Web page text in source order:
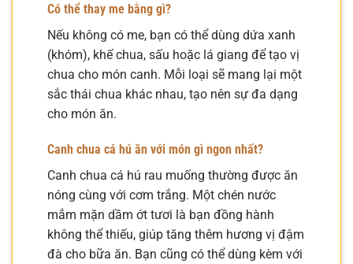
Có thể thay me bằng gì?
Nếu không có me, bạn có thể dùng dứa xanh
(khóm), khế chua, sấu hoặc lá giang để tạo vị
chua cho món canh. Mỗi loại sẽ mang lại một
sắc thái chua khác nhau, tạo nên sự đa dạng
cho món ăn.
Canh chua cá hú ăn với món gì ngon nhất?
Canh chua cá hú rau muống thường được ăn
nóng cùng với cơm trắng. Một chén nước
mắm mặn dầm ớt tươi là bạn đồng hành
không thể thiếu, giúp tăng thêm hương vị đậm
đà cho bữa ăn. Bạn cũng có thể dùng kèm với